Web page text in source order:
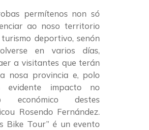
permítenos non só
ao noso territorio
deportivo, senón
en varios días,
a visitantes que terán
nosa provincia e, polo
impacto no
económico destes
Rosendo Fernández.
Bike Tour” é un evento